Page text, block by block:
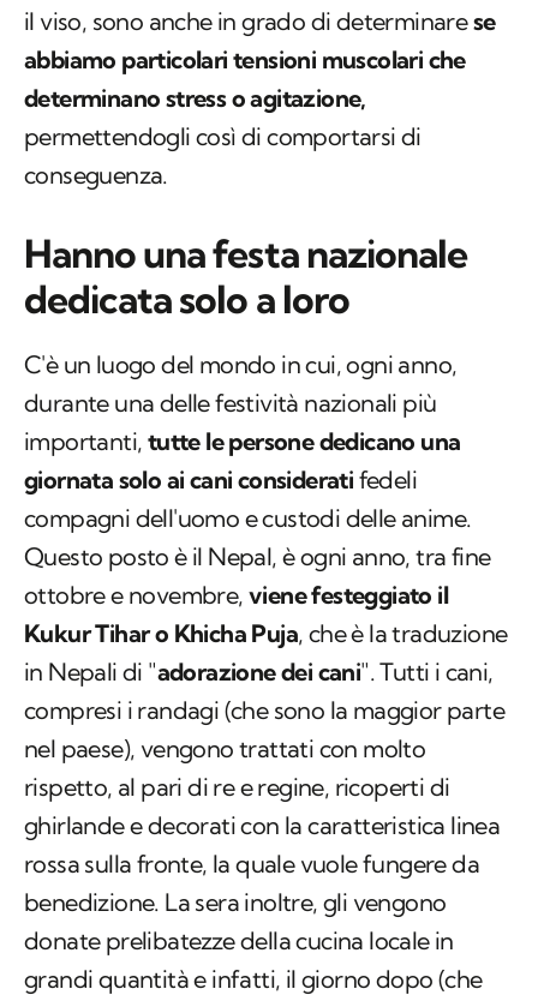
il viso, sono anche in grado di determinarese
abbiamo particolari tensioni muscolari che
determinano stress o agitazione,
permettendogli così di comportarsi di
conseguenza.
Hanno una festa nazionale
dedicata solo a loro
C'è un luogo del mondo in cui, ogni anno,
durante una delle festività nazionali più
importanti, tutte le persone dedicano una
giornata solo ai cani considerati fedeli
compagni dell'uomo e custodi delle anime.
Questo posto è il Nepal, è ogni anno, tra fine
ottobre e novembre, viene festeggiato il
Kukur Tiharo Khicha Puja, che è la traduzione
in Nepali di "adorazione dei cani". Tutti i cani,
compresi i randagi (che sono la maggior parte
nel paese), vengono trattati con molto
rispetto, al pari di re e regine, ricoperti di
ghirlande e decorati con la caratteristica linea
rossa sulla fronte, la quale vuole fungere da
benedizione. La sera inoltre, gli vengono
donate prelibatezze della cucina locale in
grandi quantità e infatti, il giorno dopo (che